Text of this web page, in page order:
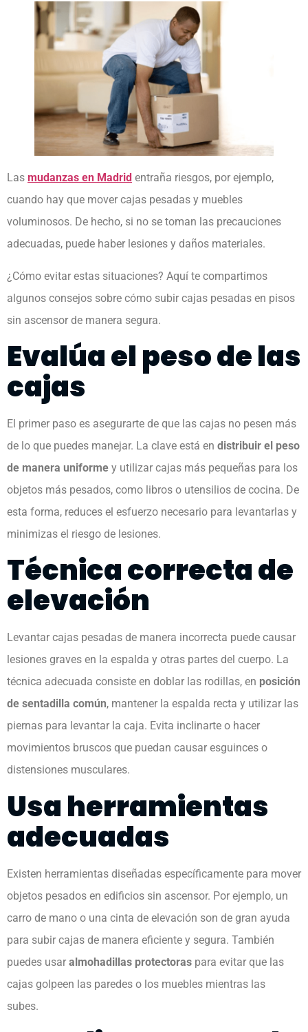
Las mudanzas en Madrid entraña riesgos, por ejemplo,
cuando hay que mover cajas pesadas y muebles
voluminosos. De hecho, si no se toman las precauciones
adecuadas, puede haber lesiones y daños materiales.
¿Cómo evitar estas situaciones? Aquí te compartimos
algunos consejos sobre cómo subir cajas pesadas en pisos
sin ascensor de manera segura.
Evalúa el peso de las
cajas
El primer paso es asegurarte de que las cajas no pesen más
de lo que puedes manejar. La clave está en distribuir el peso
de manera uniforme y utilizar cajas más pequeñas para los
objetos más pesados, como libros o utensilios de cocina. De
esta forma, reduces el esfuerzo necesario para levantarlas y
minimizas el riesgo de lesiones.
Técnica correcta de
elevación
Levantar cajas pesadas de manera incorrecta puede causar
lesiones graves en la espalda y otras partes del cuerpo. La
técnica adecuada consiste en doblar las rodillas, en posición
de sentadilla común, mantener la espalda recta y utilizar las
piernas para levantar la caja. Evita inclinarte o hacer
movimientos bruscos que puedan causar esguinces o
distensiones musculares.
Usa herramientas
adecuadas
Existen herramientas diseñadas específicamente para mover
objetos pesados en edificios sin ascensor. Por ejemplo, un
carro de mano o una cinta de elevación son de gran ayuda
para subir cajas de manera eficiente y segura. También
puedes usar almohadillas protectoras para evitar que las
cajas golpeen las paredes o los muebles mientras las
subes.